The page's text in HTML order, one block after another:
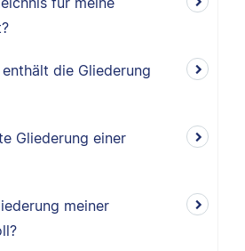
die Gliederung
Gliederung einer
meiner